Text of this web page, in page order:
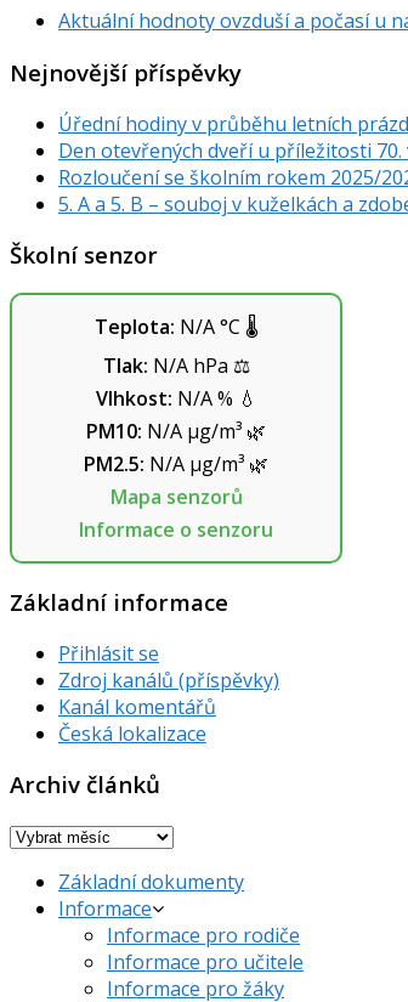
Aktuální hodnoty ovzduší a počasí u
Nejnovější příspěvky
Úřední hodiny v průběhu letních
Den otevřených dveří u příležitosti
Rozloučení se školním rokem 2025/
5. A a 5. B – souboj v kuželkách a
Školní senzor
Teplota: N/A°C 🌡️
Tlak: N/AhPa ⚖️
Vlhkost: N/A% 💧
PM10: N/A µg/m³ 🌿
PM2.5: N/A µg/m³ 🌿
Mapa senzorů
Informace o senzoru
Základní informace
Přihlásit se
Zdroj kanálů (příspěvky)
Kanál komentářů
Česká lokalizace
Archiv článků
Archiv
Základní dokumenty
Informace
Informace pro rodiče
Informace pro učitele
Informace pro žáky